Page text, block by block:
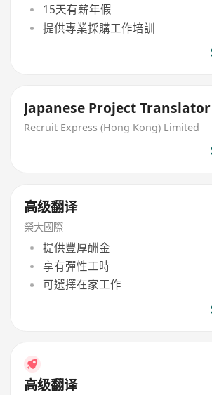
15天有薪年假
提供專業採購工作培訓
Japanese Project Translator
Recruit Express (Hong Kong) Limited
高级翻译
榮大國際
提供豐厚酬金
享有彈性工時
可選擇在家工作
高级翻译